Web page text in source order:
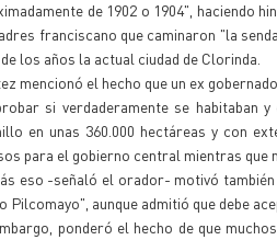
de 1902 o 1904", haciendo
franciscano que caminaron "la
los años la actual ciudad de Clorinda.
mencionó el hecho que un ex
si verdaderamente se habitaban
en unas 360.000 hectáreas y con
para el gobierno central mientras que
eso -señaló el orador- motivó
Pilcomayo", aunque admitió que debe
ponderó el hecho de que